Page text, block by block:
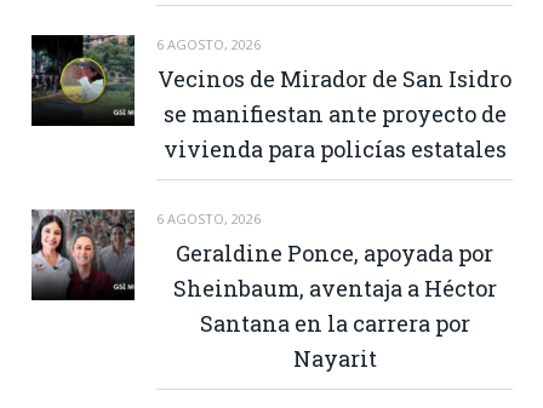
6 AGOSTO, 2026
Vecinos de Mirador de San Isidro
se manifiestan ante proyecto de
vivienda para policías estatales
6 AGOSTO, 2026
Geraldine Ponce, apoyada por
Sheinbaum, aventaja a Héctor
Santana en la carrera por
Nayarit